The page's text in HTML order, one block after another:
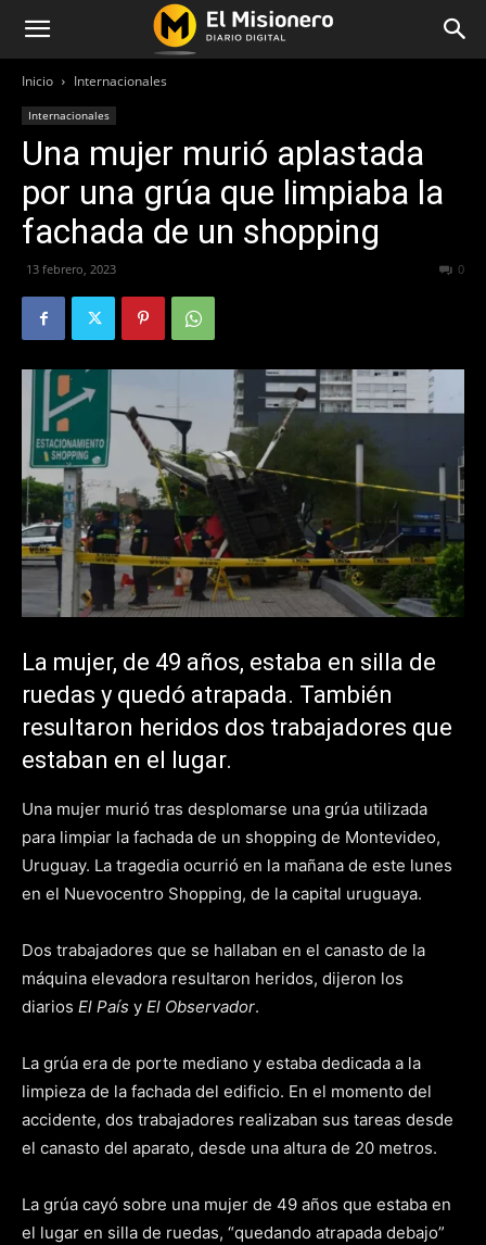
Inicio Internacionales
Internacionales
Una mujer murió aplastada
por una grúa que limpiaba la
fachada de un shopping
13 febrero, 2023 0
La mujer, de 49 años, estaba en silla de
ruedas y quedó atrapada. También
resultaron heridos dos trabajadores que
estaban en el lugar.
Una mujer murió tras desplomarse una grúa utilizada
para limpiar la fachada de un shopping de Montevideo,
Uruguay. La tragedia ocurrió en la mañana de este lunes
en el Nuevocentro Shopping, de la capital uruguaya.
Dos trabajadores que se hallaban en el canasto de la
máquina elevadora resultaron heridos, dijeron los
diarios El País y El Observador.
La grúa era de porte mediano y estaba dedicada a la
limpieza de la fachada del edificio. En el momento del
accidente, dos trabajadores realizaban sus tareas desde
el canasto del aparato, desde una altura de 20 metros.
La grúa cayó sobre una mujer de 49 años que estaba en
el lugar en silla de ruedas, “quedando atrapada debajo”